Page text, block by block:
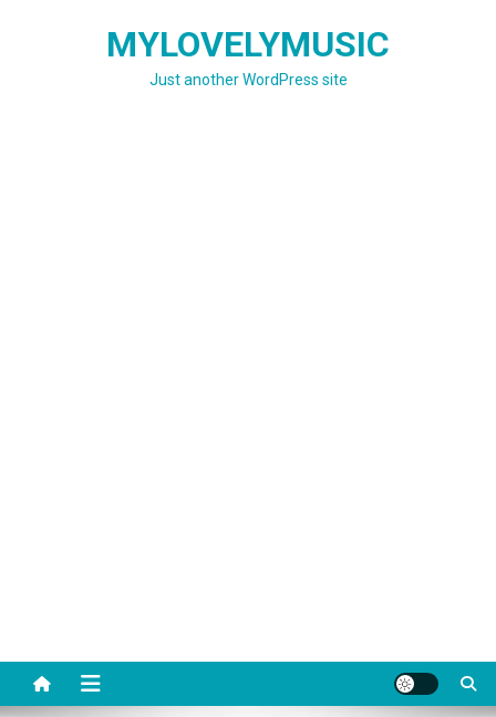
MYLOVELYMUSIC
Just another WordPress site